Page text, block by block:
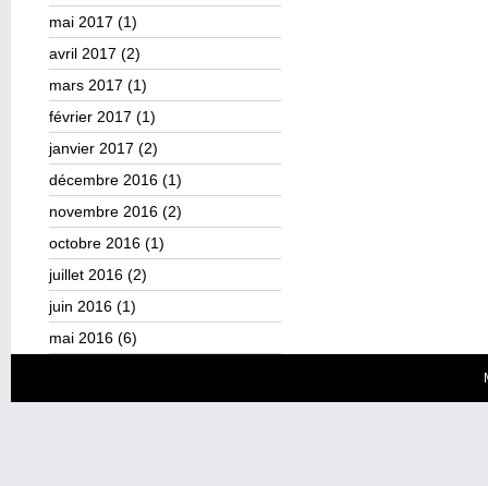
mai 2017 (1)
avril 2017 (2)
mars 2017 (1)
février 2017 (1)
janvier 2017 (2)
décembre 2016 (1)
novembre 2016 (2)
octobre 2016 (1)
juillet 2016 (2)
juin 2016 (1)
mai 2016 (6)